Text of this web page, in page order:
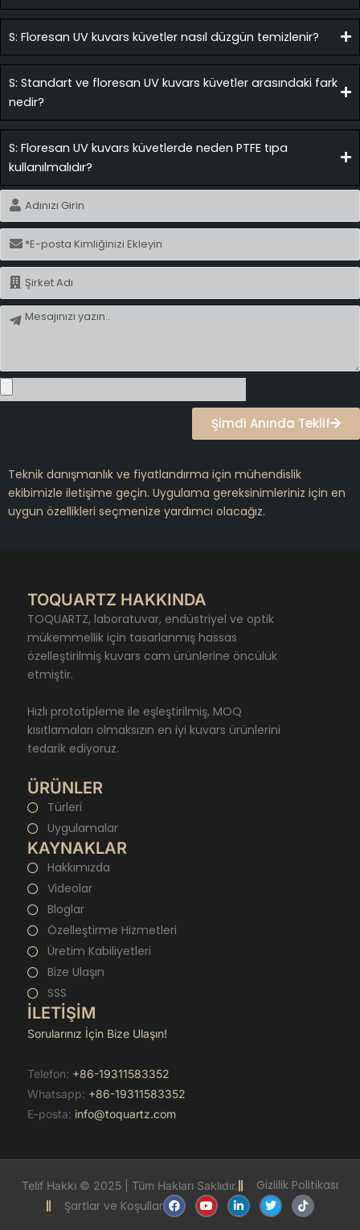
S: Floresan UV kuvars küvetler nasıl düzgün temizlenir?
S: Standart ve floresan UV kuvars küvetler arasındaki fark
nedir?
S: Floresan UV kuvars küvetlerde neden PTFE tıpa
kullanılmalıdır?
İsim
E-
posta
İsim
Mesaj
Şimdi Anında Teklif
Teknik danışmanlık ve fiyatlandırma için mühendislik
ekibimizle iletişime geçin. Uygulama gereksinimleriniz için en
uygun özellikleri seçmenize yardımcı olacağız.
TOQUARTZ HAKKINDA
TOQUARTZ, laboratuvar, endüstriyel ve optik
mükemmellik için tasarlanmış hassas
özelleştirilmiş kuvars cam ürünlerine öncülük
etmiştir.
Hızlı prototipleme ile eşleştirilmiş, MOQ
kısıtlamaları olmaksızın en iyi kuvars ürünlerini
tedarik ediyoruz.
ÜRÜNLER
Türleri
Uygulamalar
KAYNAKLAR
Hakkımızda
Videolar
Bloglar
Özelleştirme Hizmetleri
Üretim Kabiliyetleri
Bize Ulaşın
SSS
İLETİŞİM
Sorularınız İçin Bize Ulaşın!
Telefon: +86-19311583352
Whatsapp: +86-19311583352
E-posta: info@toquartz.com
Telif Hakkı © 2025 | Tüm Hakları Saklıdır.
Gizlilik Politikası
Şartlar ve Koşullar
F
a
c
Y
o
u
L
i
n
T
w
i
T
i
k